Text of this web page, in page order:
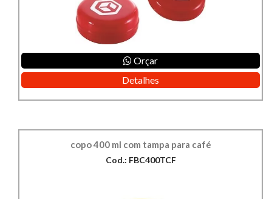
Orçar
Detalhes
copo 400 ml com tampa para café
Cod.: FBC400TCF